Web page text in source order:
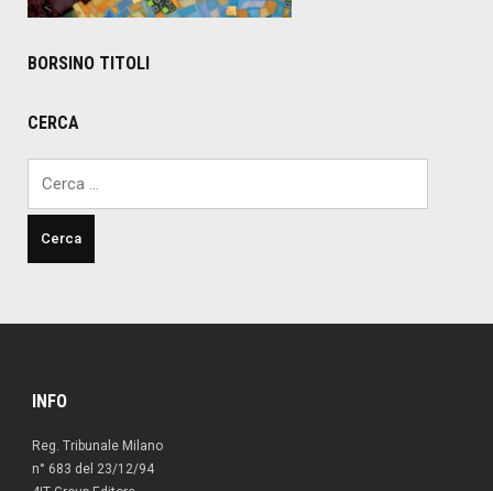
BORSINO TITOLI
CERCA
INFO
Reg. Tribunale Milano
n° 683 del 23/12/94